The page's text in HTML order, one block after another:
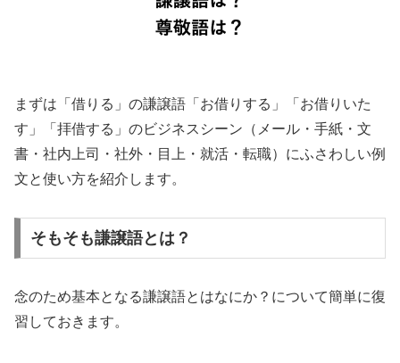
まずは「借りる」の謙譲語「お借りする」「お借りいた
す」「拝借する」のビジネスシーン（メール・手紙・文
書・社内上司・社外・目上・就活・転職）にふさわしい例
文と使い方を紹介します。
そもそも謙譲語とは？
念のため基本となる謙譲語とはなにか？について簡単に復
習しておきます。